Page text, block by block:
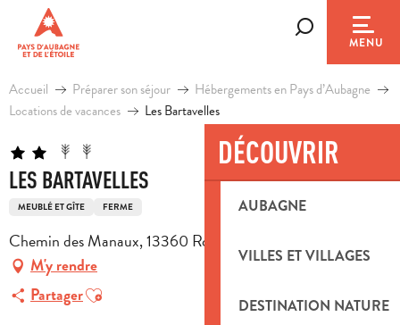
contenu
principal
MENU
DÉCOUVRIR
AUBAGNE
VILLES ET VILLAGES
DESTINATION NATURE
Accueil Préparer son séjour
Hébergements en Pays d’Aubagne
Locations de vacances
Les Bartavelles
LES BARTAVELLES
MEUBLÉ ET GÎTE FERME
Chemin des Manaux, 13360 Roquevaire
M'y rendre
PartagerAjouter aux favoris